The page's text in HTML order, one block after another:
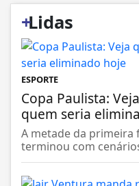
+
Lidas
ESPORTE
Copa Paulista:
quem seria
A metade da primeira
terminou com